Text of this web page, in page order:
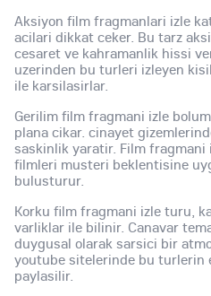
Aksiyon film fragmanlari izle
acilari dikkat ceker. Bu tarz
cesaret ve kahramanlik hissi
uzerinden bu turleri izleyen
ile karsilasirlar.
Gerilim film fragmani izle
plana cikar. cinayet
saskinlik yaratir. Film
filmleri musteri beklentisine
bulusturur.
Korku film fragmani izle turu,
varliklar ile bilinir. Canavar
duygusal olarak sarsici bir
youtube sitelerinde bu turlerin
paylasilir.